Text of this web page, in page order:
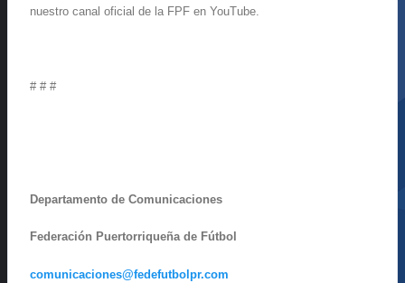
nuestro canal oficial de la FPF en YouTube.
# # #
Departamento de Comunicaciones
Federación Puertorriqueña de Fútbol
comunicaciones@fedefutbolpr.com